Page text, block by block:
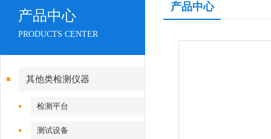
产品中心
PRODUCTS CENTER
其他类检测仪器
检测平台
测试设备
产品中心